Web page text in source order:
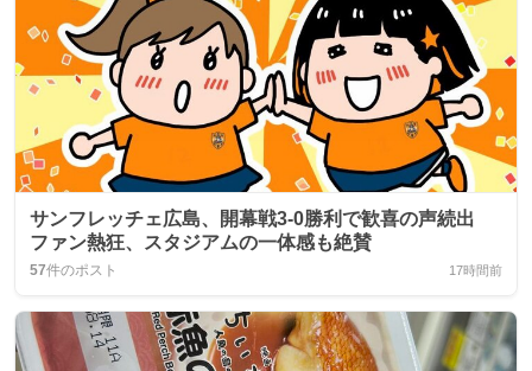
サンフレッチェ広島、開幕戦3-0勝利で歓喜の声続出
ファン熱狂、スタジアムの一体感も絶賛
57件のポスト 17時間前